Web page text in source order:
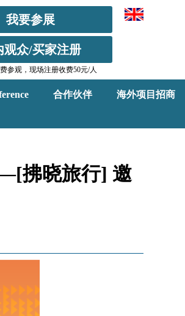
我要参展
观众/买家注册
参观，现场注册收费50元/人
合作伙伴 海外项目招商
拂晓旅行] 邀